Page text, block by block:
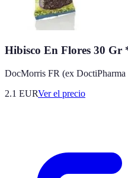
Hibisco En Flores 30 Gr
DocMorris FR (ex DoctiPharma
2.1 EURVer el precio